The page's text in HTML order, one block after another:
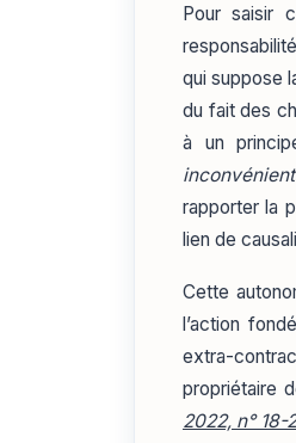
Pour saisir
qui suppose
du fait des
à un
rapporter la
lien de
Cette
l’action
extra-
propriétaire
2022, n° 18-